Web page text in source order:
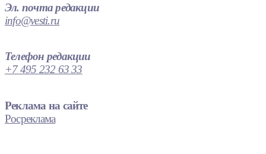
Эл. почта редакции
info@vesti.ru
Телефон редакции
+7 495 232 63 33
Реклама на сайте
Росреклама